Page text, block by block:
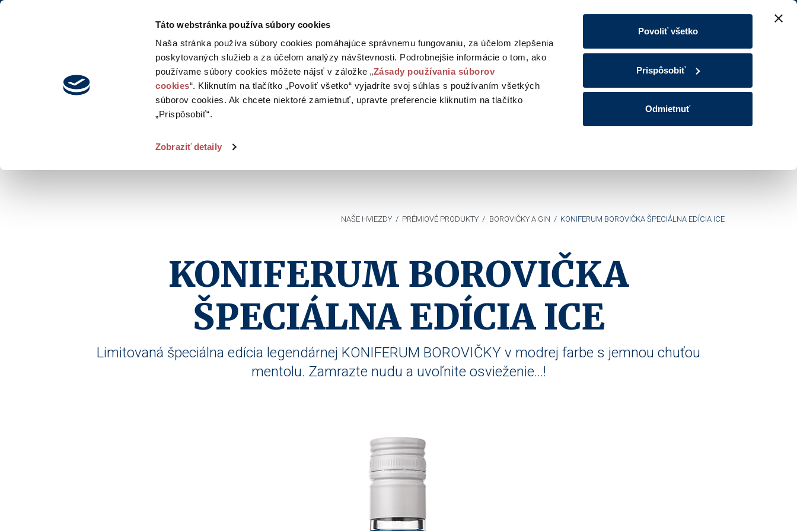
Táto webstránka používa súbory cookies
Naša stránka používa súbory cookies pomáhajúce správnemu fungovaniu, za účelom zlepšenia
poskytovaných služieb a za účelom analýzy návštevnosti. Podrobnejšie informácie o tom, ako
používame súbory cookies môžete nájsť v záložke „Zásady používania súborov
cookies“. Kliknutím na tlačítko „Povoliť všetko“ vyjadríte svoj súhlas s používaním všetkých
súborov cookies. Ak chcete niektoré zamietnuť, upravte preferencie kliknutím na tlačítko
„Prispôsobiť“.
Zobraziť detaily
Povoliť všetko
Prispôsobiť
Odmietnuť
NAŠE HVIEZDY / PRÉMIOVÉ PRODUKTY / BOROVIČKY A GIN / KONIFERUM BOROVIČKA ŠPECIÁLNA EDÍCIA ICE
KONIFERUM BOROVIČKA
ŠPECIÁLNA EDÍCIA ICE
Limitovaná špeciálna edícia legendárnej KONIFERUM BOROVIČKY v modrej farbe s jemnou chuťou
mentolu. Zamrazte nudu a uvoľnite osvieženie...!